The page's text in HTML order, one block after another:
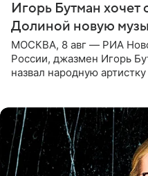
Игорь Бутман хочет
Долиной новую
МОСКВА, 8 авг — РИА
России, джазмен Игорь
назвал народную